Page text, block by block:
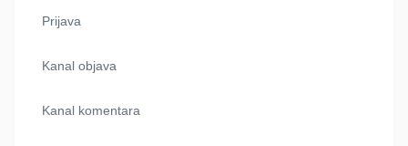
Prijava
Kanal objava
Kanal komentara